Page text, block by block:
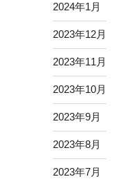
2024年1月
2023年12月
2023年11月
2023年10月
2023年9月
2023年8月
2023年7月